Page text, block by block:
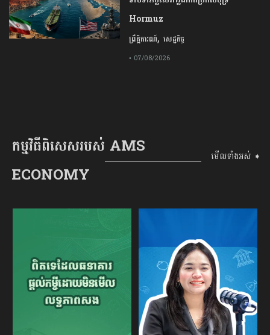
Hormuz
ព្រឹត្តិការណ៍, សេដ្ឋកិច្ច
• 07/08/2026
កម្មវិធីពិសេសរបស់ AMS
ECONOMY
មើលទាំងអស់ ➧